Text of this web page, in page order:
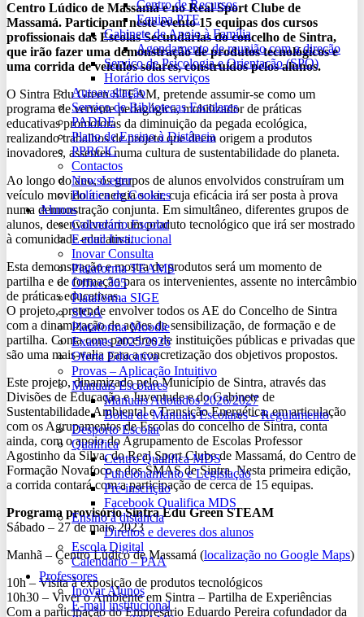
Centro de Recursos
Equipa PTE
Gabinete de Apoio à Família
Agendamento de reunião com a direção
Serviço de Psicologia e Orientação (SPO)
Horário dos serviços
Autoavaliação
Serviço de Bibliotecas Escolares
PADDE
Plano de Ensino à Distância
PPRCIC
Contactos
NewsLetter
Política de Cookies
Alunos
Calendário Escolar
E-mail Institucional
Inovar Consulta
Plataforma TEAMS
Office 365
Plataforma SIGE
SIGA
Plataforma Moodle
Exames 2025/2026
Oferta Educativa
Provas – Aplicação Intuitivo
Manuais Escolares
Manuais Adotados 2026/2027
Bolsa de Manuais Escolares – Regulamento
Desporto Escolar
Qualifica
Centro Qualifica MDS
Funcionamento e Legislação
Pré-inscrição
Facebook Qualifica MDS
Ensino à distância
Direitos e deveres dos alunos
Escola Digital
Calendário – PAA
Professores
Inovar Alunos
E-mail institucional
Centro Lúdico de Massamá e no Real Sport Clube de
Massamá. Participam neste evento 15 equipas dos cursos
profissionais das Escolas Secundárias do concelho de Sintra,
que irão fazer uma demonstração de produtos tecnológicos e
uma corrida de veículos solares, construídos pelos alunos.
O Sintra Edu Green STEAM, pretende assumir-se como um
programa de vertente pedagógica, mobilizador de práticas
educativas promotoras da diminuição da pegada ecológica,
realizando trabalhos de projeto que deem origem a produtos
inovadores, assentes numa cultura de sustentabilidade do planeta.
Ao longo do ano, os grupos de alunos envolvidos construíram um
veículo movido a energia solar, cuja eficácia irá ser posta à prova
numa demonstração conjunta. Em simultâneo, diferentes grupos de
alunos, desenvolveram um produto tecnológico que irá ser mostrado
à comunidade educativa.
Esta demonstração e mostra de produtos será um momento de
partilha e de formação para os intervenientes, assente no intercâmbio
de práticas educativas.
O projeto, pretende envolver todos os AE do Concelho de Sintra
com a dinamização de ações de sensibilização, de formação e de
partilha. Conta com parceiros de instituições públicas e privadas que
são uma mais-valia para a concretização dos objetivos propostos.
Este projeto, dinamizado pelo Município de Sintra, através das
Divisões de Educação e Juventude e do Gabinete de
Sustentabilidade Ambiental e Transição Energética, em articulação
com os Agrupamentos de Escolas do concelho de Sintra, conta
ainda, com o apoio do Agrupamento de Escolas Professor
Agostinho da Silva, do Real Sport Clube de Massamá, do Centro de
Formação Novafoco e dos SMAS de Sintra. Nesta primeira edição,
a corrida contará com a participação de cerca de 15 equipas.
Programa provisório Sintra Edu Green STEAM
Sábado – 27 de maio 2023
Manhã – Centro Lúdico de Massamá (localização no Google Maps)
10h – Visita à exposição de produtos tecnológicos
10h30 – Viver o Ambiente em Sintra – Partilha de Experiências
Com a participação do Empresário Eduardo Pereira cofundador da